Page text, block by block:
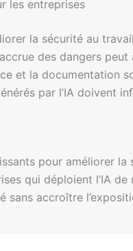
les entreprises
la sécurité au
des dangers
et la documentation
par l’IA doivent
pour améliorer
qui déploient l’IA
sans accroître